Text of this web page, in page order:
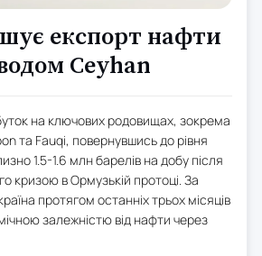
експорт нафти
Ceyhan
на ключових родовищах, зокрема
та Fauqi, повернувшись до рівня
1.5-1.6 млн барелів на добу після
кризою в Ормузькій протоці. За
протягом останніх трьох місяців
залежністю від нафти через